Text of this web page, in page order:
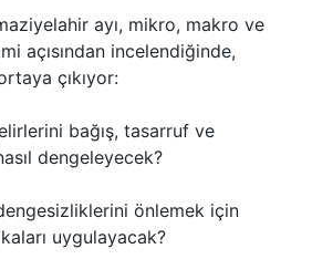
ayı, mikro, makro ve
açısından incelendiğinde,
çıkıyor:
bağış, tasarruf ve
dengeleyecek?
önlemek için
uygulayacak?